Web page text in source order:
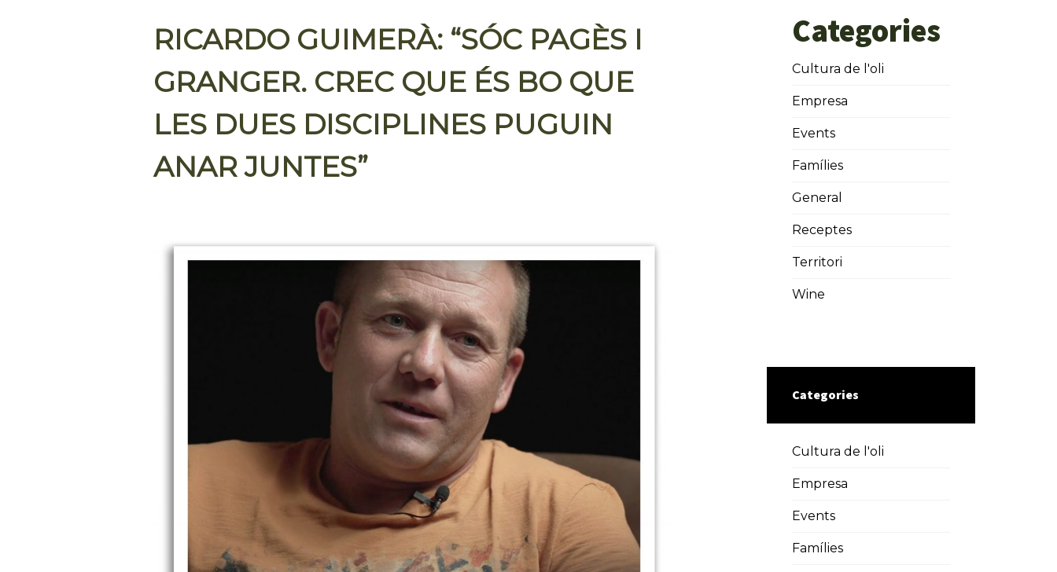
RICARDO GUIMERÀ: “SÓC PAGÈS I
GRANGER. CREC QUE ÉS BO QUE
LES DUES DISCIPLINES PUGUIN
ANAR JUNTES”
Categories
Cultura de l'oli
Empresa
Events
Famílies
General
Receptes
Territori
Wine
Categories
Cultura de l'oli
Empresa
Events
Famílies